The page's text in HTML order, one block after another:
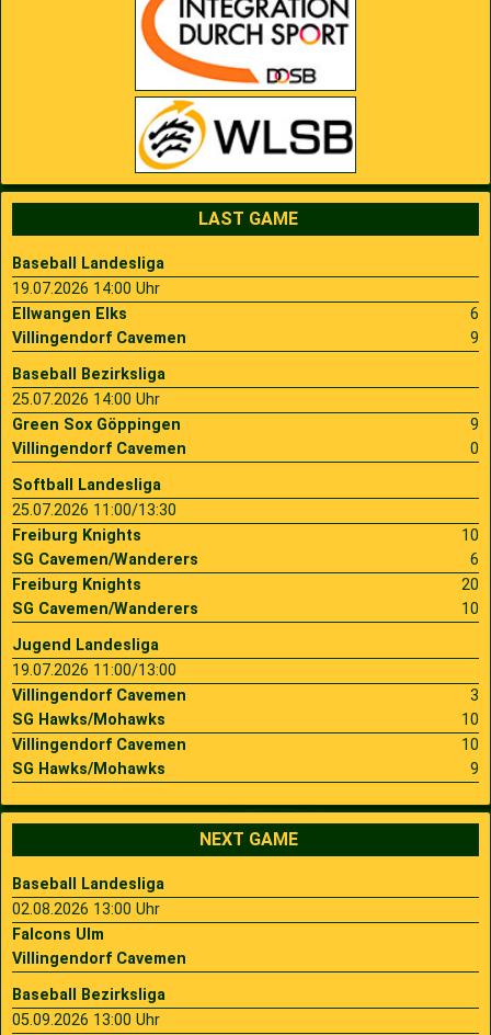
LAST GAME
Baseball Landesliga
19.07.2026 14:00 Uhr
Ellwangen Elks
6
Villingendorf Cavemen
9
Baseball Bezirksliga
25.07.2026 14:00 Uhr
Green Sox Göppingen
9
Villingendorf Cavemen
0
Softball Landesliga
25.07.2026 11:00/13:30
Freiburg Knights
10
SG Cavemen/Wanderers
6
Freiburg Knights
20
SG Cavemen/Wanderers
10
Jugend Landesliga
19.07.2026 11:00/13:00
Villingendorf Cavemen
3
SG Hawks/Mohawks
10
Villingendorf Cavemen
10
SG Hawks/Mohawks
9
NEXT GAME
Baseball Landesliga
02.08.2026 13:00 Uhr
Falcons Ulm
Villingendorf Cavemen
Baseball Bezirksliga
05.09.2026 13:00 Uhr